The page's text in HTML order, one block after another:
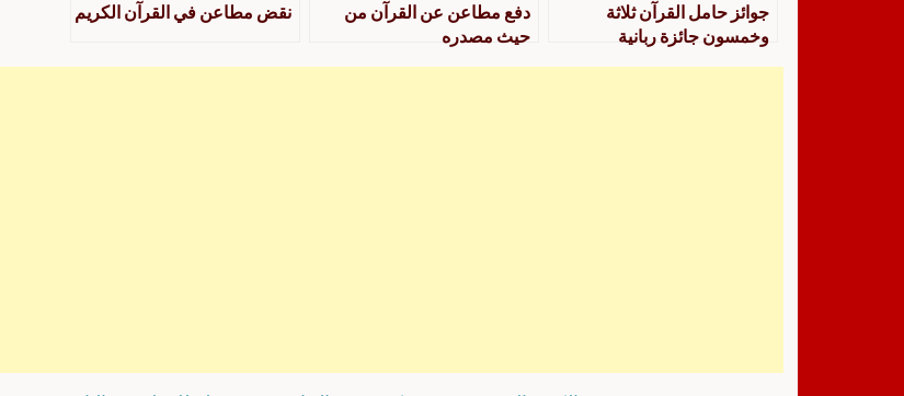
جوائز حامل القرآن ثلاثة
وخمسون جائزة ربانية
دفع مطاعن عن القرآن من
حيث مصدره
نقض مطاعن في القرآن الكريم